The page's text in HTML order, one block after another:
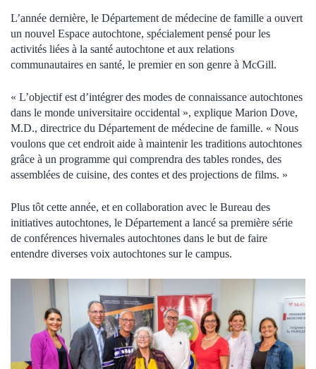
L’année dernière, le Département de médecine de famille a ouvert
un nouvel Espace autochtone, spécialement pensé pour les
activités liées à la santé autochtone et aux relations
communautaires en santé, le premier en son genre à McGill.
« L’objectif est d’intégrer des modes de connaissance autochtones
dans le monde universitaire occidental », explique Marion Dove,
M.D., directrice du Département de médecine de famille. « Nous
voulons que cet endroit aide à maintenir les traditions autochtones
grâce à un programme qui comprendra des tables rondes, des
assemblées de cuisine, des contes et des projections de films. »
Plus tôt cette année, et en collaboration avec le Bureau des
initiatives autochtones, le Département a lancé sa première série
de conférences hivernales autochtones dans le but de faire
entendre diverses voix autochtones sur le campus.